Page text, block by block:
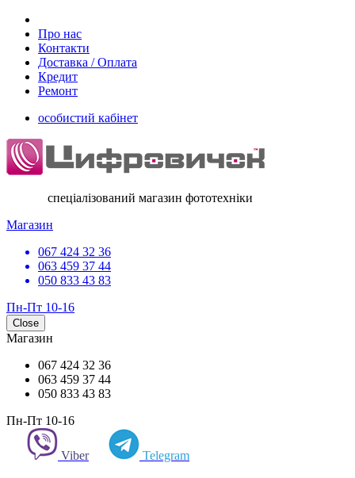
Про нас
Контакти
Доставка / Оплата
Кредит
Ремонт
особистий кабінет
спеціалізований магазин фототехніки
Магазин
067 424 32 36
063 459 37 44
050 833 43 83
Пн-Пт 10-16
Close
Магазин
067 424 32 36
063 459 37 44
050 833 43 83
Пн-Пт 10-16
Viber Telegram